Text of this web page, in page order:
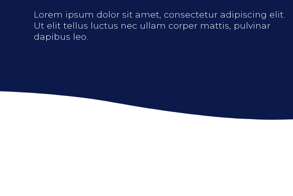
Lorem ipsum dolor sit amet, consectetur adipiscing elit.
Ut elit tellus luctus nec ullam corper mattis, pulvinar
dapibus leo.